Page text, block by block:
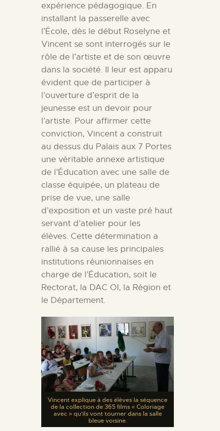
expérience pédagogique. En
installant la passerelle avec
l’École, dès le début Roselyne et
Vincent se sont interrogés sur le
rôle de l’artiste et de son œuvre
dans la société. Il leur est apparu
évident que de participer à
l’ouverture d’esprit de la
jeunesse est un devoir pour
l’artiste. Pour affirmer cette
conviction, Vincent a construit
au dessus du Palais aux 7 Portes
une véritable annexe artistique
de l’Éducation avec une salle de
classe équipée, un plateau de
prise de vue, une salle
d’exposition et un vaste pré haut
servant d’atelier pour les
élèves. Cette détermination a
rallié à sa cause les principales
institutions réunionnaises en
charge de l’Éducation, soit le
Rectorat, la DAC OI, la Région et
le Département.
Vincent explique à des élèves la séquence
de la collection de 365 films « Coloriage
avec » qu’ils vont tourner dans la salle
bleue voisine.